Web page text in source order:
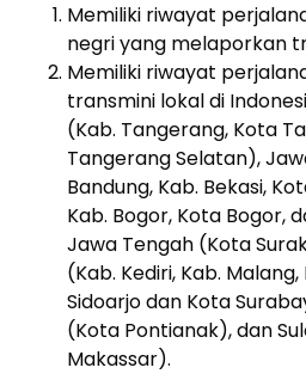
Memiliki riwayat
negri yang melaporkan
Memiliki riwayat
transmini lokal di
(Kab. Tangerang, Kota
Tangerang Selatan),
Bandung, Kab. Bekasi,
Kab. Bogor, Kota Bogor,
Jawa Tengah (Kota
(Kab. Kediri, Kab.
Sidoarjo dan Kota
(Kota Pontianak), dan
Makassar).